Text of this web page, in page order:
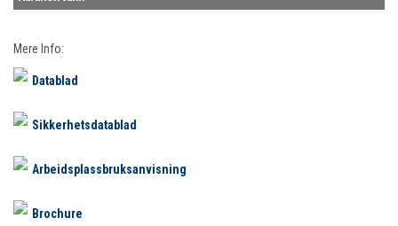
Mere Info:
Datablad
Sikkerhetsdatablad
Arbeidsplassbruksanvisning
Brochure